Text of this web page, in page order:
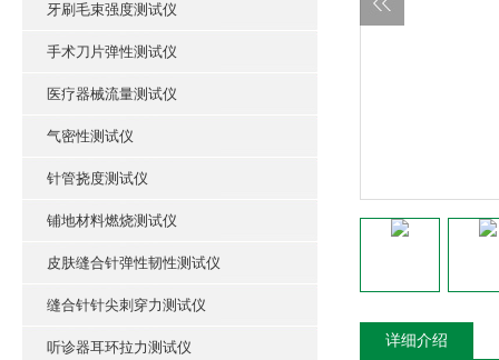
牙刷毛束强度测试仪
手术刀片弹性测试仪
医疗器械流量测试仪
气密性测试仪
针管挠度测试仪
铺地材料燃烧测试仪
皮肤缝合针弹性韧性测试仪
缝合针针尖刺穿力测试仪
听诊器耳环拉力测试仪 详细介绍